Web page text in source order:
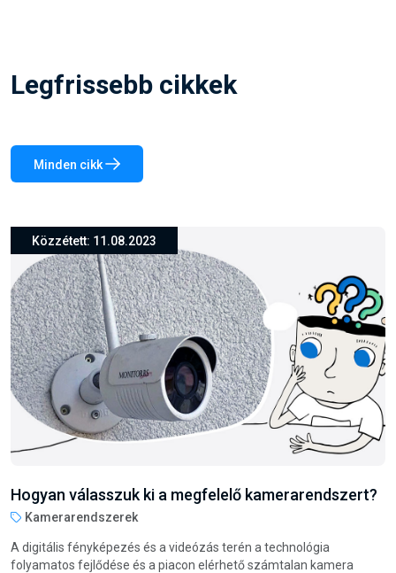
Legfrissebb cikkek
Minden cikk
Közzétett: 26.03.2024
Hogyan válasszunk darts nyilat?
Steel darts nyilak
A darts játék nemcsak szórakoztató, hanem remek módja annak
is, hogy fejlessze a csukló és az egész kar izmait. Legyen szó